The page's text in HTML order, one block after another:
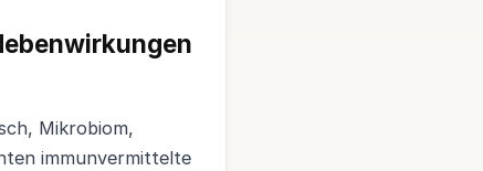
Mikrobiom,
immunvermittelte